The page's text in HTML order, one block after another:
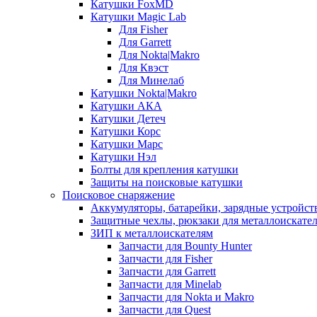
Катушки FoxMD
Катушки Magic Lab
Для Fisher
Для Garrett
Для Nokta|Makro
Для Квэст
Для Минелаб
Катушки Nokta|Makro
Катушки АКА
Катушки Детеч
Катушки Корс
Катушки Марс
Катушки Нэл
Болты для крепления катушки
Защиты на поисковые катушки
Поисковое снаряжение
Аккумуляторы, батарейки, зарядные
Защитные чехлы, рюкзаки для
ЗИП к металлоискателям
Запчасти для Bounty Hunter
Запчасти для Fisher
Запчасти для Garrett
Запчасти для Minelab
Запчасти для Nokta и Makro
Запчасти для Quest